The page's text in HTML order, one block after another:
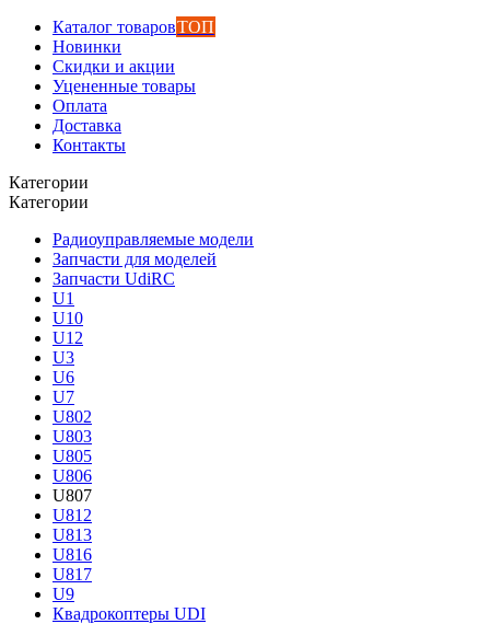
Каталог товаровТОП
Новинки
Скидки и акции
Уцененные товары
Оплата
Доставка
Контакты
Категории
Категории
Радиоуправляемые модели
Запчасти для моделей
Запчасти UdiRC
U1
U10
U12
U3
U6
U7
U802
U803
U805
U806
U807
U812
U813
U816
U817
U9
Квадрокоптеры UDI